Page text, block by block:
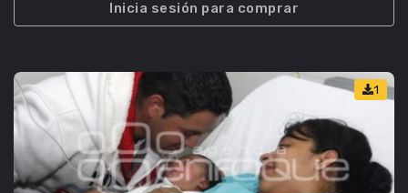
Inicia sesión para comprar
1